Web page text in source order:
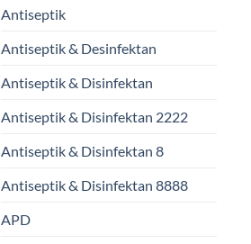
Antiseptik
Antiseptik & Desinfektan
Antiseptik & Disinfektan
Antiseptik & Disinfektan 2222
Antiseptik & Disinfektan 8
Antiseptik & Disinfektan 8888
APD